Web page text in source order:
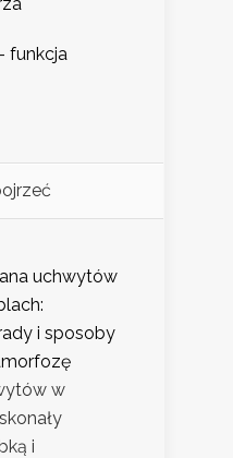
funkcja
uchwytów
i sposoby
w
i